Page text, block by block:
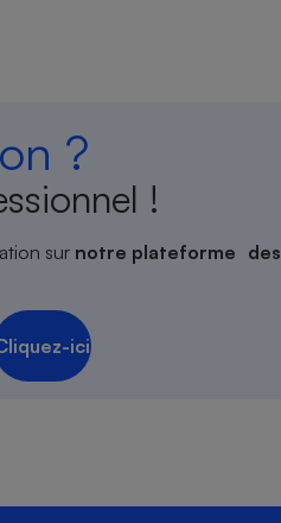
?
!
sur notre plateforme des
ici